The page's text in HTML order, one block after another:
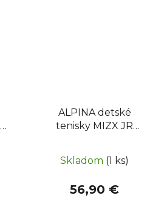
ALPINA detské
tenisky MIZX JR
Skladom (1 ks)
56,90 €